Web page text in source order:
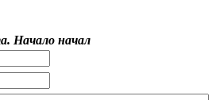
Начало начал